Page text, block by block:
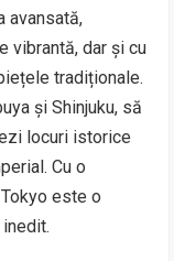
avansată,
vibrantă, dar și cu
tradiționale.
și Shinjuku, să
locuri istorice
Cu o
este o